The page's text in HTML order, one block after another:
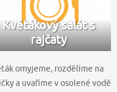
Květákový salát s
rajčaty
omyjeme, rozdělíme na
a uvaříme v osolené vodě